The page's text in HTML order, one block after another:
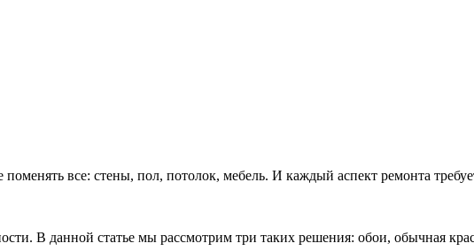
все: стены, пол, потолок, мебель. И каждый аспект ремонта
В данной статье мы рассмотрим три таких решения: обои, обычная